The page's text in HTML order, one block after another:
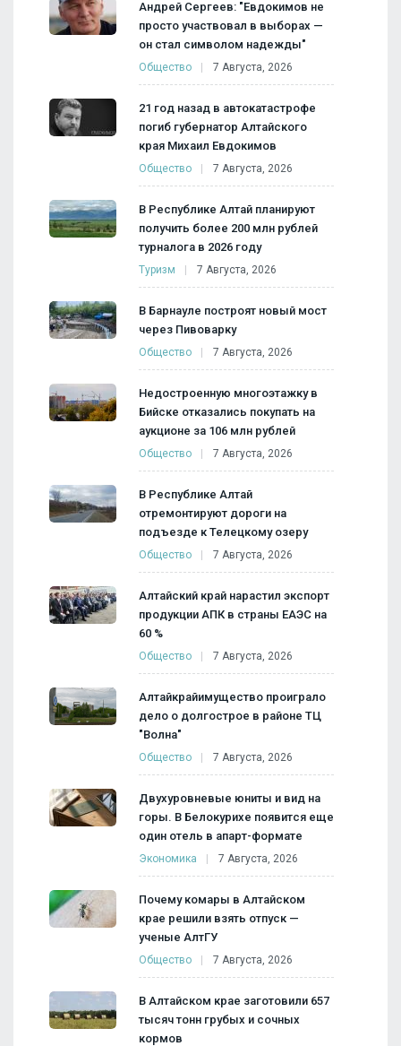
Андрей Сергеев: "Евдокимов не
просто участвовал в выборах —
он стал символом надежды"
Общество 7 Августа, 2026
21 год назад в автокатастрофе
погиб губернатор Алтайского
края Михаил Евдокимов
Общество 7 Августа, 2026
В Республике Алтай планируют
получить более 200 млн рублей
турналога в 2026 году
Туризм 7 Августа, 2026
В Барнауле построят новый мост
через Пивоварку
Общество 7 Августа, 2026
Недостроенную многоэтажку в
Бийске отказались покупать на
аукционе за 106 млн рублей
Общество 7 Августа, 2026
В Республике Алтай
отремонтируют дороги на
подъезде к Телецкому озеру
Общество 7 Августа, 2026
Алтайский край нарастил экспорт
продукции АПК в страны ЕАЭС на
60 %
Общество 7 Августа, 2026
Алтайкрайимущество проиграло
дело о долгострое в районе ТЦ
"Волна"
Общество 7 Августа, 2026
Двухуровневые юниты и вид на
горы. В Белокурихе появится еще
один отель в апарт-формате
Экономика 7 Августа, 2026
Почему комары в Алтайском
крае решили взять отпуск —
ученые АлтГУ
Общество 7 Августа, 2026
В Алтайском крае заготовили 657
тысяч тонн грубых и сочных
кормов